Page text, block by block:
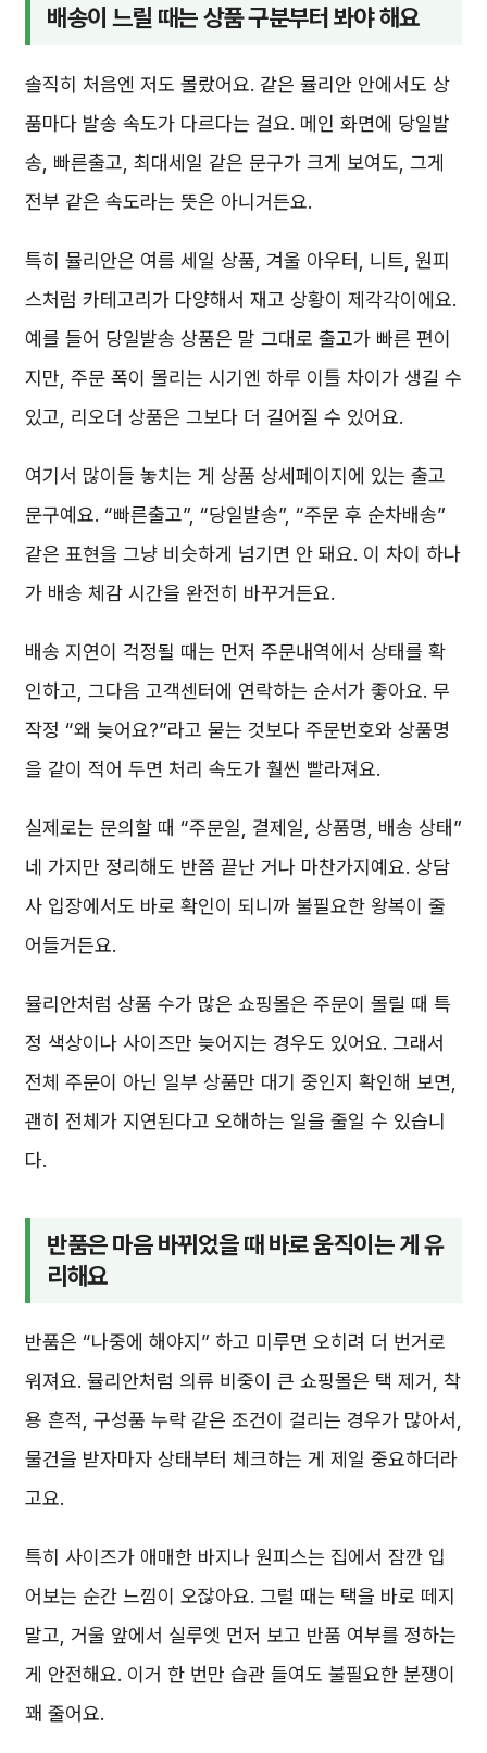
배송이 느릴 때는 상품 구분부터 봐야 해요
솔직히 처음엔 저도 몰랐어요. 같은 뮬리안 안에서도 상
품마다 발송 속도가 다르다는 걸요. 메인 화면에 당일발
송, 빠른출고, 최대세일 같은 문구가 크게 보여도, 그게
전부 같은 속도라는 뜻은 아니거든요.
특히 뮬리안은 여름 세일 상품, 겨울 아우터, 니트, 원피
스처럼 카테고리가 다양해서 재고 상황이 제각각이에요.
예를 들어 당일발송 상품은 말 그대로 출고가 빠른 편이
지만, 주문 폭이 몰리는 시기엔 하루 이틀 차이가 생길 수
있고, 리오더 상품은 그보다 더 길어질 수 있어요.
여기서 많이들 놓치는 게 상품 상세페이지에 있는 출고
문구예요. “빠른출고”, “당일발송”, “주문 후 순차배송”
같은 표현을 그냥 비슷하게 넘기면 안 돼요. 이 차이 하나
가 배송 체감 시간을 완전히 바꾸거든요.
배송 지연이 걱정될 때는 먼저 주문내역에서 상태를 확
인하고, 그다음 고객센터에 연락하는 순서가 좋아요. 무
작정 “왜 늦어요?”라고 묻는 것보다 주문번호와 상품명
을 같이 적어 두면 처리 속도가 훨씬 빨라져요.
실제로는 문의할 때 “주문일, 결제일, 상품명, 배송 상태”
네 가지만 정리해도 반쯤 끝난 거나 마찬가지예요. 상담
사 입장에서도 바로 확인이 되니까 불필요한 왕복이 줄
어들거든요.
뮬리안처럼 상품 수가 많은 쇼핑몰은 주문이 몰릴 때 특
정 색상이나 사이즈만 늦어지는 경우도 있어요. 그래서
전체 주문이 아닌 일부 상품만 대기 중인지 확인해 보면,
괜히 전체가 지연된다고 오해하는 일을 줄일 수 있습니
다.
반품은 마음 바뀌었을 때 바로 움직이는 게 유
리해요
반품은 “나중에 해야지” 하고 미루면 오히려 더 번거로
워져요. 뮬리안처럼 의류 비중이 큰 쇼핑몰은 택 제거, 착
용 흔적, 구성품 누락 같은 조건이 걸리는 경우가 많아서,
물건을 받자마자 상태부터 체크하는 게 제일 중요하더라
고요.
특히 사이즈가 애매한 바지나 원피스는 집에서 잠깐 입
어보는 순간 느낌이 오잖아요. 그럴 때는 택을 바로 떼지
말고, 거울 앞에서 실루엣 먼저 보고 반품 여부를 정하는
게 안전해요. 이거 한 번만 습관 들여도 불필요한 분쟁이
꽤 줄어요.